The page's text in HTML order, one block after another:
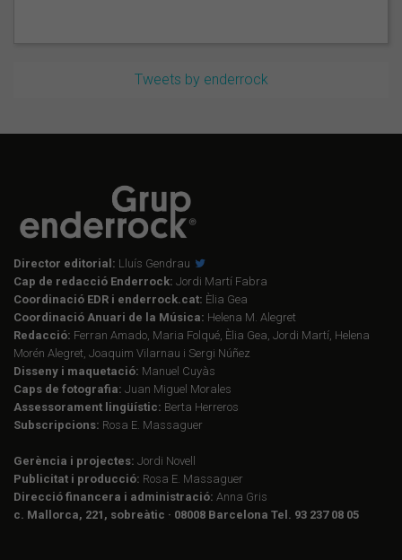
Tweets by enderrock
Director editorial: Lluís Gendrau
Cap de redacció Enderrock: Jordi Martí Fabra
Coordinació EDR i enderrock.cat: Èlia Gea
Coordinació Anuari de la Música: Helena M. Alegret
Redacció: Ferran Amado, Maria Folqué, Èlia Gea, Jordi Martí, Helena
Morén Alegret, Joaquim Vilarnau i Sergi Núñez
Disseny i maquetació: Manuel Cuyàs
Caps de fotografia: Juan Miguel Morales
Assessorament lingüístic: Berta Herreros
Subscripcions: Rosa E. Massaguer
Gerència i projectes: Jordi Novell
Publicitat i producció: Rosa E. Massaguer
Direcció financera i administració: Anna Gris
c. Mallorca, 221, sobreàtic · 08008 Barcelona Tel. 93 237 08 05